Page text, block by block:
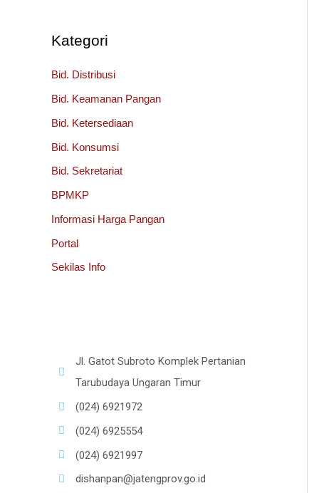
Kategori
Bid. Distribusi
Bid. Keamanan Pangan
Bid. Ketersediaan
Bid. Konsumsi
Bid. Sekretariat
BPMKP
Informasi Harga Pangan
Portal
Sekilas Info
Jl. Gatot Subroto Komplek Pertanian
Tarubudaya Ungaran Timur
(024) 6921972
(024) 6925554
(024) 6921997
dishanpan@jatengprov.go.id